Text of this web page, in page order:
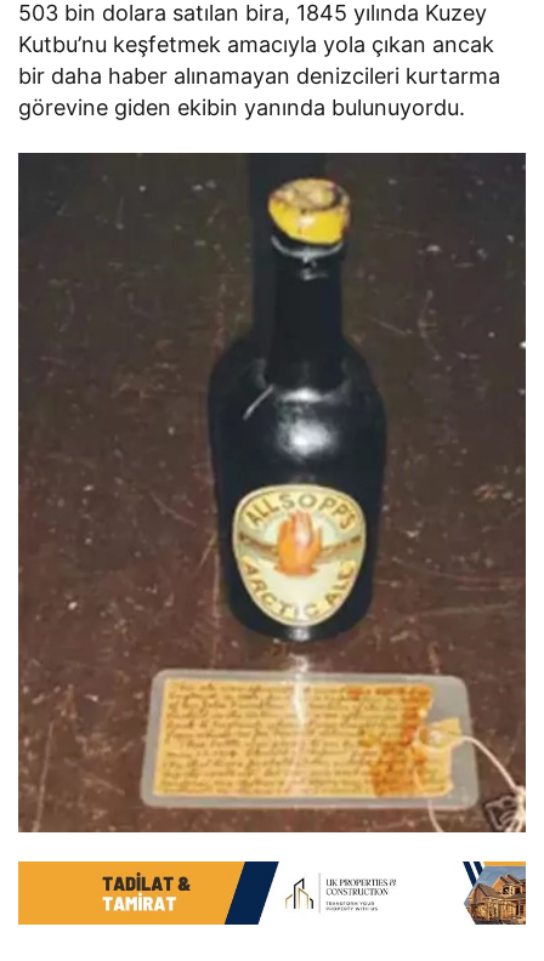
503 bin dolara satılan bira, 1845 yılında Kuzey
Kutbu’nu keşfetmek amacıyla yola çıkan ancak
bir daha haber alınamayan denizcileri kurtarma
görevine giden ekibin yanında bulunuyordu.